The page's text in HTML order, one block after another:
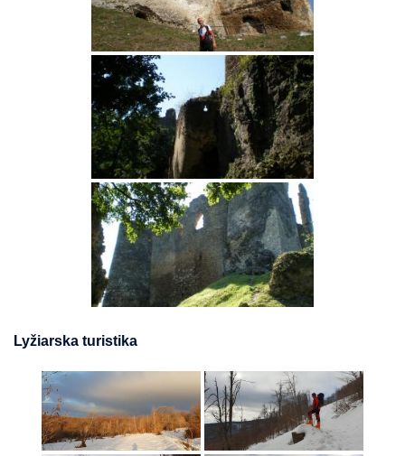
Lyžiarska turistika